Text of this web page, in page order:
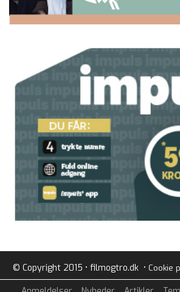
© Copyright 2015 • filmogtro.dk • Cookie